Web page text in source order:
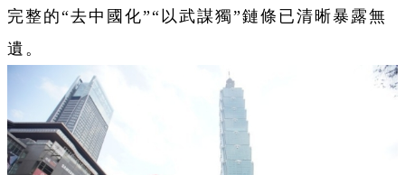
完整的“去中國化”“以武謀獨”鏈條已清晰暴露無
遺。